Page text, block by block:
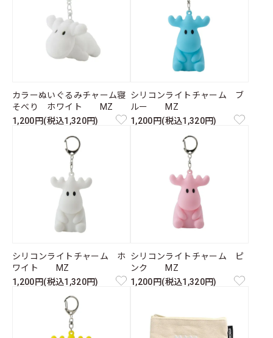
カラーぬいぐるみチャーム寝
そべり ホワイト MZ
1,200円(税込1,320円)
シリコンライトチャーム ブ
ルー MZ
1,200円(税込1,320円)
シリコンライトチャーム ホ
ワイト MZ
1,200円(税込1,320円)
シリコンライトチャーム ピ
ンク MZ
1,200円(税込1,320円)